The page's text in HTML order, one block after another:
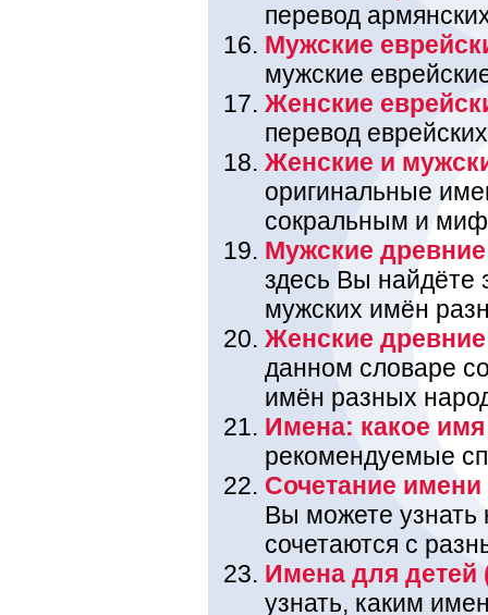
перевод
Мужские
мужские
Женские
перевод
Женские и
оригинальные
сокральным и
Мужские
здесь Вы найдёте
мужских имён
Женские
данном словаре
имён разных
Имена: какое имя
рекомендуемые
Сочетание имени
Вы можете узнать
сочетаются с
Имена для детей
узнать, каким